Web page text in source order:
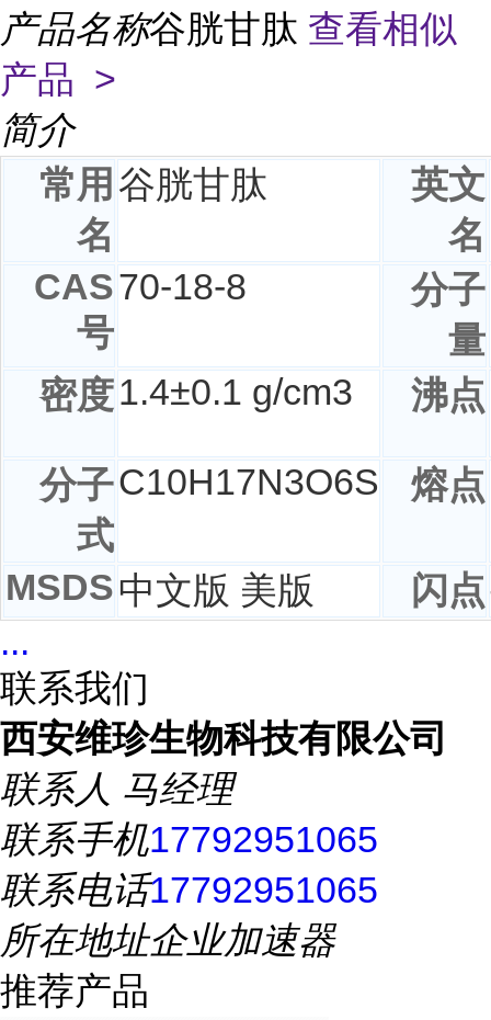
产品名称谷胱甘肽 查看相似
产品 >
简介
常用
名
谷胱甘肽
英文
名
CAS
号
70-18-8
分子
量
密度1.4±0.1 g/cm3 沸点
分子
式
C10H17N3O6S 熔点
MSDS中文版 美版 闪点
...
联系我们
西安维珍生物科技有限公司
联系人 马经理
联系手机17792951065
联系电话17792951065
所在地址企业加速器
推荐产品